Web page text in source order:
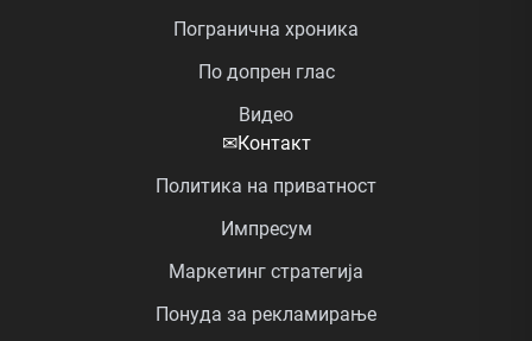
Погранична хроника
По допрен глас
Видео
✉Контакт
Политика на приватност
Импресум
Маркетинг стратегија
Понуда за рекламирање